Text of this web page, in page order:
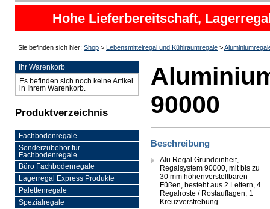
Hohe Lieferbereitschaft,
nicht
Sie befinden sich hier: Shop > Lebensmittelregal und Kühlraumregale >
Ihr Warenkorb
Es befinden sich noch keine Artikel
in Ihrem Warenkorb.
Produktverzeichnis
Fachbodenregale
Sonderzubehör für
Fachbodenregale
Büro Fachbodenregale
Lagerregal Express Produkte
Palettenregale
Spezialregale
90000
Beschreibung
Alu Regal Grundeinheit,
Regalsystem 90000, mit bis zu
30 mm höhenverstellbaren
Füßen, besteht aus 2 Leitern, 4
Regalroste / Rostauflagen, 1
Kreuzverstrebung